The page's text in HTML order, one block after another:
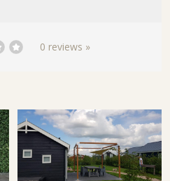
0 reviews »